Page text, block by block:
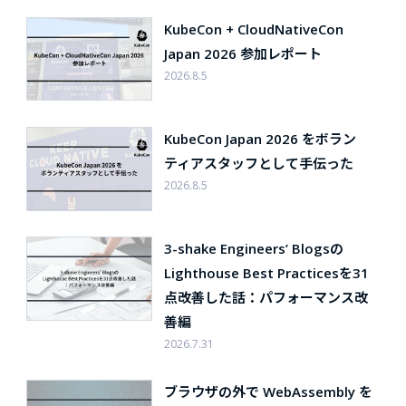
KubeCon + CloudNativeCon
Japan 2026 参加レポート
2026.8.5
KubeCon Japan 2026 をボラン
ティアスタッフとして手伝った
2026.8.5
3-shake Engineers’ Blogsの
Lighthouse Best Practicesを31
点改善した話：パフォーマンス改
善編
2026.7.31
ブラウザの外で WebAssembly を